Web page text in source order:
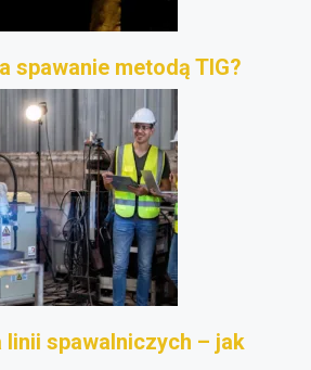
spawanie metodą TIG?
spawalniczych – jak